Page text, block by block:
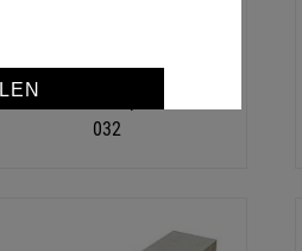
einzA EPS-Sockelplatte, WLG
032